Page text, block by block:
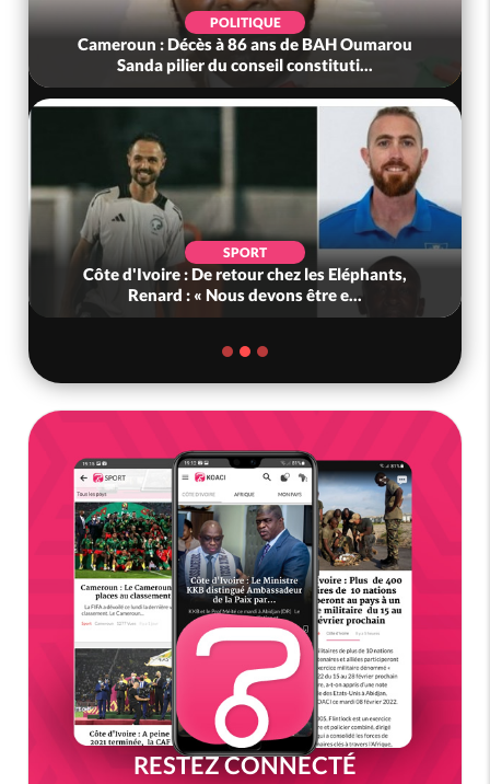
POLITIQUE
Cameroun : Décès à 86 ans de BAH Oumarou
Sanda pilier du conseil constituti...
SPORT
Côte d'Ivoire : De retour chez les Eléphants,
Renard : « Nous devons être e...
RESTEZ CONNECTÉ